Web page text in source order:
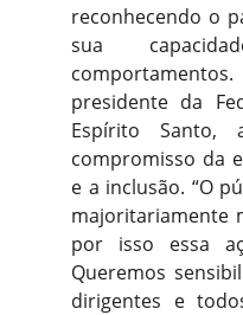
reconhecendo o
sua
presidente da
Espírito
compromisso da
e a inclusão. “O
majoritariamente
por isso essa
Queremos
dirigentes e